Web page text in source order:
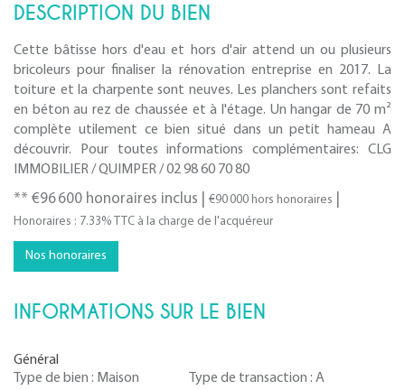
DESCRIPTION DU BIEN
Cette bâtisse hors d'eau et hors d'air attend un ou plusieurs
bricoleurs pour finaliser la rénovation entreprise en 2017. La
toiture et la charpente sont neuves. Les planchers sont refaits
en béton au rez de chaussée et à l'étage. Un hangar de 70 m²
complète utilement ce bien situé dans un petit hameau A
découvrir. Pour toutes informations complémentaires: CLG
IMMOBILIER / QUIMPER / 02 98 60 70 80
** €96 600 honoraires inclus €90 000 hors honoraires
Honoraires : 7.33% TTC à la charge de l'acquéreur
Nos honoraires
INFORMATIONS SUR LE BIEN
Général
Type de bien : Maison Type de transaction : A